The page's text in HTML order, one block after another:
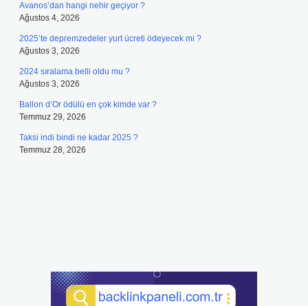
Avanos’dan hangi nehir geçiyor ?
Ağustos 4, 2026
2025’te depremzedeler yurt ücreti ödeyecek mi ?
Ağustos 3, 2026
2024 sıralama belli oldu mu ?
Ağustos 3, 2026
Ballon d’Or ödülü en çok kimde var ?
Temmuz 29, 2026
Taksi indi bindi ne kadar 2025 ?
Temmuz 28, 2026